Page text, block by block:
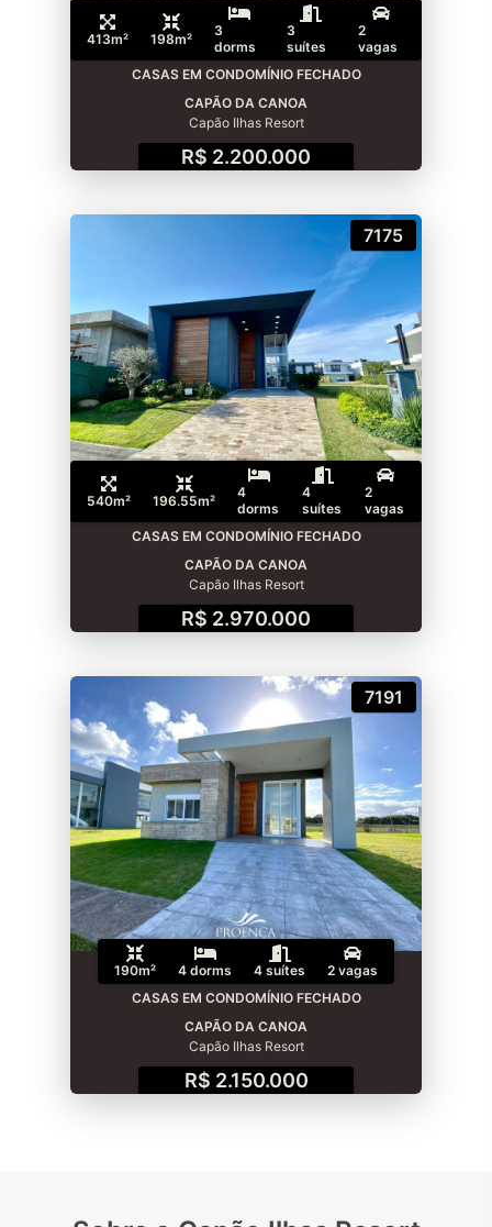
413m² 198m²
3
dorms
3
suítes
2
vagas
CASAS EM CONDOMÍNIO FECHADO
CAPÃO DA CANOA
Capão Ilhas Resort
R$ 2.200.000
7175
540m² 196.55m²
4
dorms
4
suítes
2
vagas
CASAS EM CONDOMÍNIO FECHADO
CAPÃO DA CANOA
Capão Ilhas Resort
R$ 2.970.000
7191
190m² 4 dorms 4 suítes
2 vagas
CASAS EM CONDOMÍNIO FECHADO
CAPÃO DA CANOA
Capão Ilhas Resort
R$ 2.150.000